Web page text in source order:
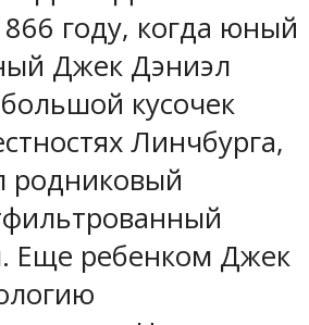
году, когда юный
Джек Дэниэл
кусочек
Линчбурга,
родниковый
Еще ребенком Джек